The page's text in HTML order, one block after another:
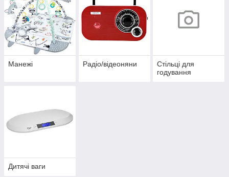
Манежі Радіо/відеоняни
Стільці для
годування
Дитячі ваги